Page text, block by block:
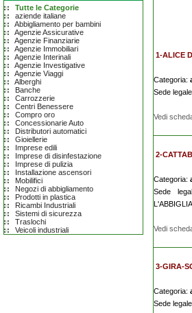
Tutte le Categorie
aziende italiane
Abbigliamento per bambini
Agenzie Assicurative
Agenzie Finanziarie
Agenzie Immobiliari
Agenzie Interinali
Agenzie Investigative
Agenzie Viaggi
Alberghi
Banche
Carrozzerie
Centri Benessere
Compro oro
Concessionarie Auto
Distributori automatici
Gioiellerie
Imprese edili
Imprese di disinfestazione
Imprese di pulizia
Installazione ascensori
Mobilifici
Negozi di abbigliamento
Prodotti in plastica
Ricambi Industriali
Sistemi di sicurezza
Traslochi
Veicoli industriali
1-ALICE
Categoria:
Sede
Vedi
2-
Categoria:
Sede
Vedi
3-GIRA-
Categoria:
Sede